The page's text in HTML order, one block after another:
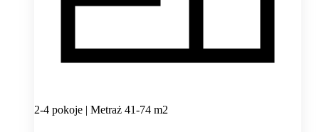
2-4 pokoje | Metraż 41-74 m2